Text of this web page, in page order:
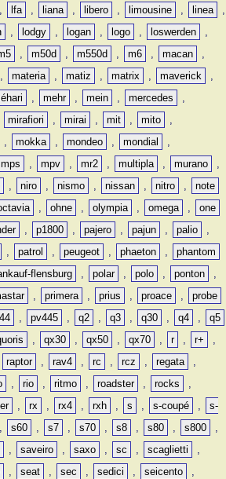
, lfa , liana , libero , limousine , linea
,
, lodgy , logan , logo , loswerden
,
, m50d , m550d , m6 , macan
,
, materia , matiz , matrix , maverick
,
, mehr , mein , mercedes
,
mirafiori , mirai , mit , mito
,
, mokka , mondeo , mondial
,
mps , mpv , mr2 , multipla , murano
,
, niro , nismo , nissan , nitro ,
note
, ohne , olympia , omega ,
one
, p1800 , pajero , pajun , palio
,
, patrol , peugeot , phaeton ,
phantom
flensburg , polar , polo , ponton
,
, primera , prius , proace ,
probe
, pv445 , q2 , q3 , q30 , q4 ,
q5
, qx30 , qx50 , qx70 , r , r+
,
raptor , rav4 , rc , rcz , regata
,
, rio , ritmo , roadster , rocks
,
, rx , rx4 , rxh , s , s-coupé ,
s-
, s60 , s7 , s70 , s8 , s80 , s800
,
, saveiro , saxo , sc , scaglietti
,
, seat , sec , sedici , seicento
,